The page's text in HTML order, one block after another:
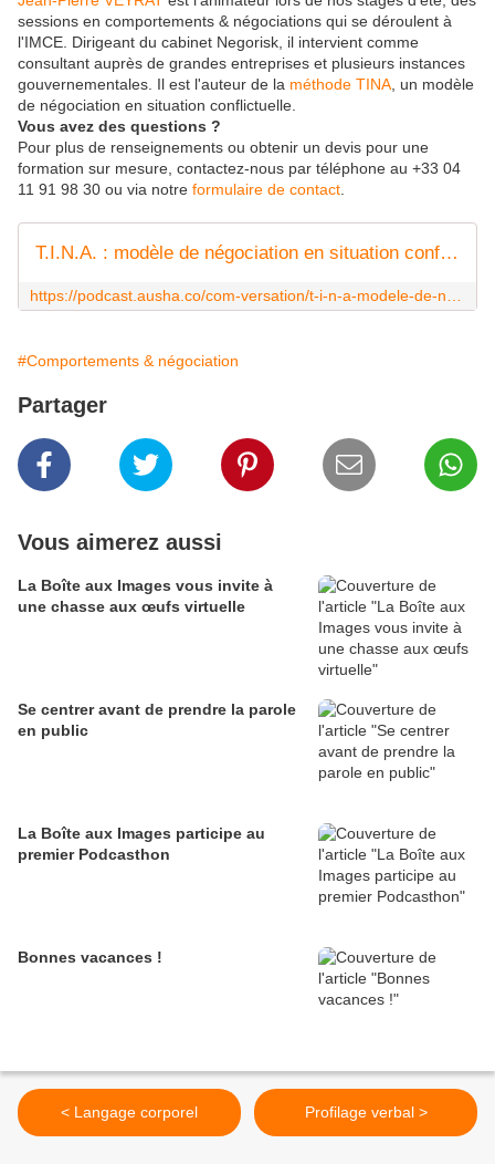
sessions en comportements & négociations qui se déroulent à
l'IMCE. Dirigeant du cabinet Negorisk, il intervient comme
consultant auprès de grandes entreprises et plusieurs instances
gouvernementales. Il est l'auteur de la méthode TINA , un modèle
de négociation en situation conflictuelle.
Vous avez des questions ?
Pour plus de renseignements ou obtenir un devis pour une
formation sur mesure, contactez-nous par téléphone au +33 04
11 91 98 30 ou via notre formulaire de contact
T.I.N.A. : modèle de négociation en situation conflictuelle par Jean-Pierre VEYRAT | Ausha
#Comportements & négociation
Partager
Vous aimerez aussi
La Boîte aux Images vous invite à
une chasse aux œufs virtuelle
Se centrer avant de prendre la parole
en public
La Boîte aux Images participe au
premier Podcasthon
Bonnes vacances !
< Langage corporel Profilage verbal >